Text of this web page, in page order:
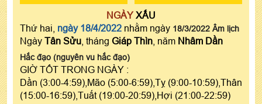
NGÀYXẤU
Thứ hai, ngày 18/4/2022 nhằm ngày 18/3/2022 Âm lịch
Ngày Tân Sửu , tháng Giáp Thìn , năm Nhâm Dần
Hắc đạo (nguyên vu hắc đạo)
GIỜ TỐT TRONG NGÀY :
Dần (3:00-4:59),Mão (5:00-6:59),Tỵ (9:00-10:59),Thân
(15:00-16:59),Tuất (19:00-20:59),Hợi (21:00-22:59)